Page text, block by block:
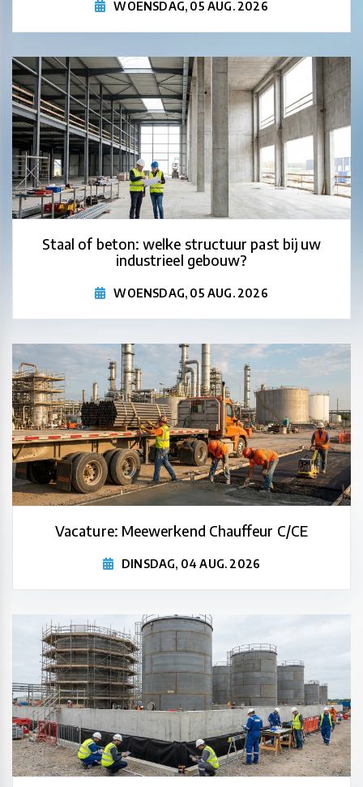
WOENSDAG, 05 AUG. 2026
Staal of beton: welke structuur past bij uw
industrieel gebouw?
WOENSDAG, 05 AUG. 2026
Vacature: Meewerkend Chauffeur C/CE
DINSDAG, 04 AUG. 2026